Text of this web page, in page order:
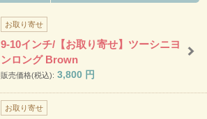
お取り寄せ
9-10インチ/【お取り寄せ】ツーシニヨ
ンロング Brown
販売価格(税込): 3,800 円
お取り寄せ